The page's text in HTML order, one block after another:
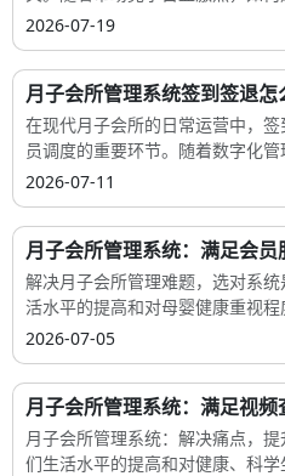
2026-07-19
月子会所管理系统签到签退怎
在现代月子会所的日常运营中，
员调度的重要环节。随着数字化
2026-07-11
月子会所管理系统：满足会
解决月子会所管理难题，选对系
活水平的提高和对母婴健康重视程
2026-07-05
月子会所管理系统：满足视
月子会所管理系统：解决痛点，
们生活水平的提高和对健康、科学